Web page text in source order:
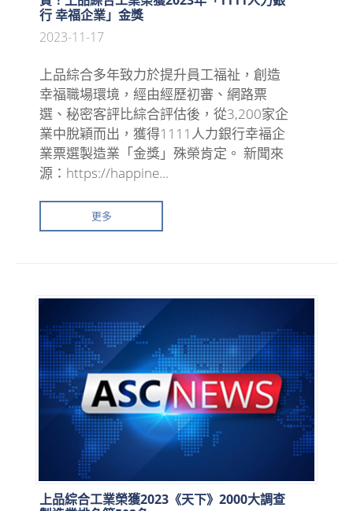
行 幸福企業」金獎
2023-11-17
上品綜合多年致力於提升員工福祉，創造
幸福職場環境，經由經歷初審、網路票
選、秘密客評比綜合評估後，從3,200家企
業中脫穎而出，獲得1111人力銀行幸褔企
業票選製造業「金獎」殊榮肯定。 新聞來
源：https://happine...
更多
上品綜合工業榮獲2023《天下》2000大調查